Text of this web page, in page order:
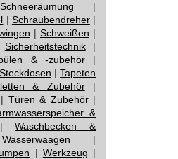
Schneeräumung |
| Schraubendreher|
| Schweißen |
Sicherheitstechnik|
& -zubehör|
|Tapeten
& Zubehör|
| Türen & Zubehör|
&
Waschbecken &
Wasserwaagen |
| Werkzeug |